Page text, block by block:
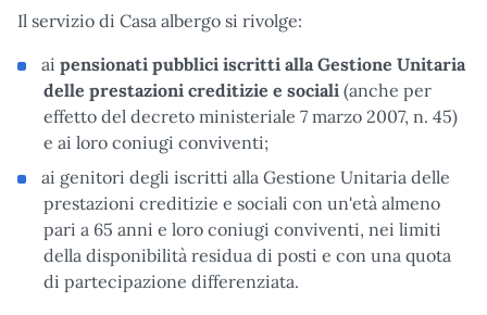
Il servizio di Casa albergo si rivolge:
ai pensionati pubblici iscritti alla Gestione Unitaria
delle prestazioni creditizie e sociali (anche per
effetto del decreto ministeriale 7 marzo 2007, n. 45)
e ai loro coniugi conviventi;
ai genitori degli iscritti alla Gestione Unitaria delle
prestazioni creditizie e sociali con un'età almeno
pari a 65 anni e loro coniugi conviventi, nei limiti
della disponibilità residua di posti e con una quota
di partecipazione differenziata.